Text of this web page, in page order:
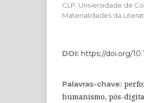
CLP, Universidade de
Materialidades da
DOI: https://doi.org/
Palavras-chave:
humanismo, pós-